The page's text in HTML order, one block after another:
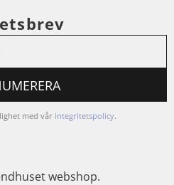
med vår integritetspolicy.
webshop.